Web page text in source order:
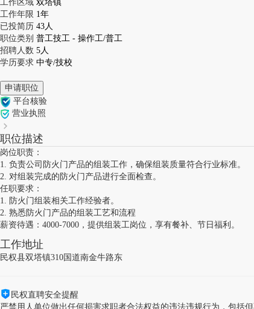
工作区域 双塔镇
工作年限 1年
已投简历 43人
职位类别 普工技工 - 操作工/普工
招聘人数 5人
学历要求 中专/技校
申请职位
平台核验
营业执照
职位描述
岗位职责：
1. 负责公司防火门产品的组装工作，确保组装质量符合行业标准。
2. 对组装完成的防火门产品进行全面检查。
任职要求：
1. 防火门组装相关工作经验者。
2. 熟悉防火门产品的组装工艺和流程
薪资待遇：4000-7000，提供组装工岗位，享有餐补、节日福利。
工作地址
民权县双塔镇310国道南金牛路东
民权直聘安全提醒
严禁用人单位做出任何损害求职者合法权益的违法违规行为，包括